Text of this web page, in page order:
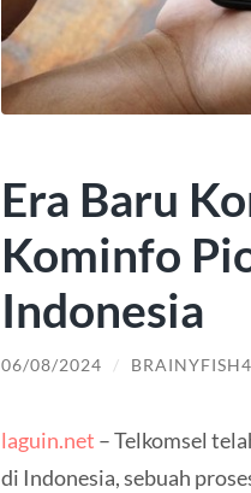
Era Baru
Kominfo
Indonesia
06/08/2024 /
laguin.net – Telkomsel
di Indonesia, sebuah